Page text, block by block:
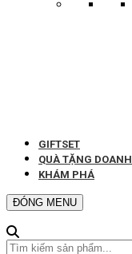
GIFTSET
QUÀ TẶNG
KHÁM PHÁ
ĐÓNG MENU